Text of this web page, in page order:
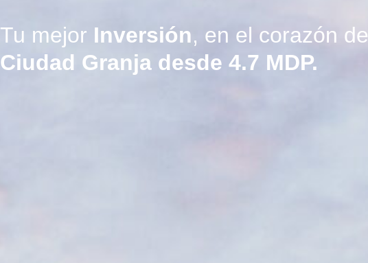
Tu mejor Inversión, en el corazón de
Ciudad Granja desde 4.7 MDP.